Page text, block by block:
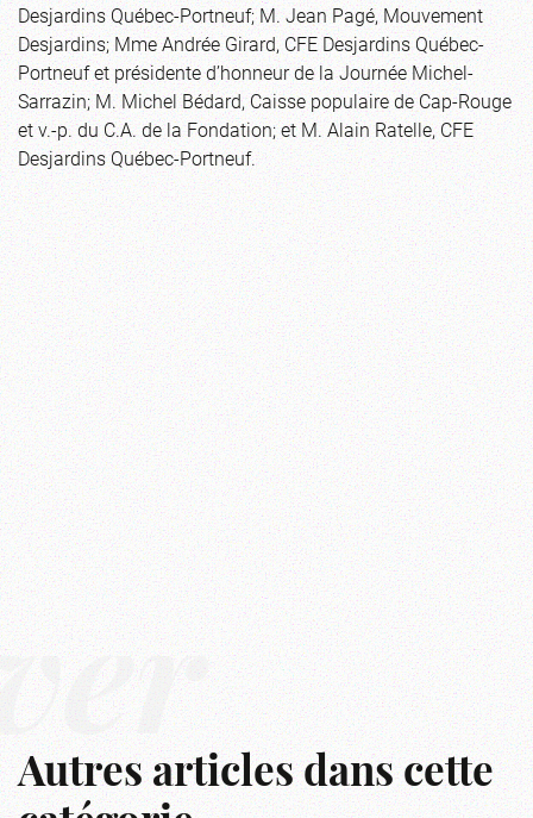
Desjardins Québec-Portneuf; M. Jean Pagé, Mouvement
Desjardins; Mme Andrée Girard, CFE Desjardins Québec-
Portneuf et présidente d’honneur de la Journée Michel-
Sarrazin; M. Michel Bédard, Caisse populaire de Cap-Rouge
et v.-p. du C.A. de la Fondation; et M. Alain Ratelle, CFE
Desjardins Québec-Portneuf.
Autres articles dans cette